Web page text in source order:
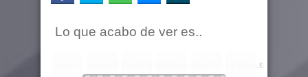
Lo que acabo de ver es..
INCREIBLE